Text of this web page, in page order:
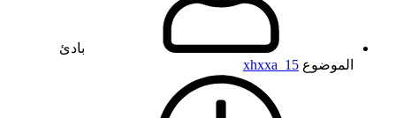
بادئ
الموضوع xhxxa_15